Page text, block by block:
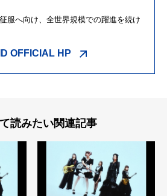
服へ向け、全世界規模での躍進を続け
OFFICIAL HP
読みたい関連記事